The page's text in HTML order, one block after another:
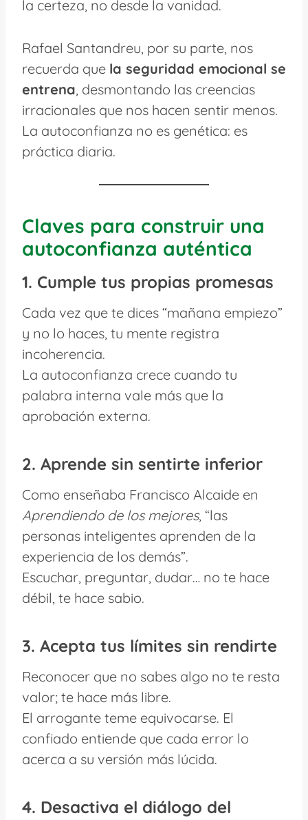
la certeza, no desde la vanidad.
Rafael Santandreu, por su parte, nos
recuerda que la seguridad emocional se
entrena, desmontando las creencias
irracionales que nos hacen sentir menos.
La autoconfianza no es genética: es
práctica diaria.
Claves para construir una
autoconfianza auténtica
1. Cumple tus propias promesas
Cada vez que te dices “mañana empiezo”
y no lo haces, tu mente registra
incoherencia.
La autoconfianza crece cuando tu
palabra interna vale más que la
aprobación externa.
2. Aprende sin sentirte inferior
Como enseñaba Francisco Alcaide en
Aprendiendo de los mejores, “las
personas inteligentes aprenden de la
experiencia de los demás”.
Escuchar, preguntar, dudar… no te hace
débil, te hace sabio.
3. Acepta tus límites sin rendirte
Reconocer que no sabes algo no te resta
valor; te hace más libre.
El arrogante teme equivocarse. El
confiado entiende que cada error lo
acerca a su versión más lúcida.
4. Desactiva el diálogo del